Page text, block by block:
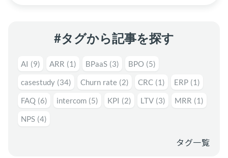
#タグから記事を探す
AI (9) ARR (1) BPaaS (3) BPO (5)
casestudy (34) Churn rate (2) CRC (1) ERP (1)
FAQ (6) intercom (5) KPI (2) LTV (3) MRR (1)
NPS (4)
タグ一覧